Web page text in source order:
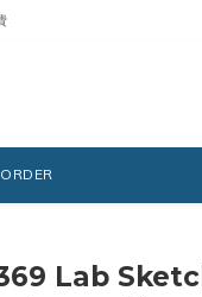
Lab